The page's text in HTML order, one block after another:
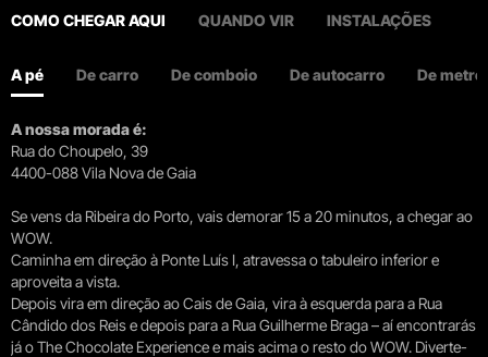
COMO CHEGAR AQUI QUANDO VIR INSTALAÇÕES
A pé De carro De comboio De autocarro De metro
A nossa morada é:
Rua do Choupelo, 39
4400-088 Vila Nova de Gaia
Se vens da Ribeira do Porto, vais demorar 15 a 20 minutos, a chegar ao
WOW.
Caminha em direção à Ponte Luís I, atravessa o tabuleiro inferior e
aproveita a vista.
Depois vira em direção ao Cais de Gaia, vira à esquerda para a Rua
Cândido dos Reis e depois para a Rua Guilherme Braga – aí encontrarás
já o The Chocolate Experience e mais acima o resto do WOW. Diverte-